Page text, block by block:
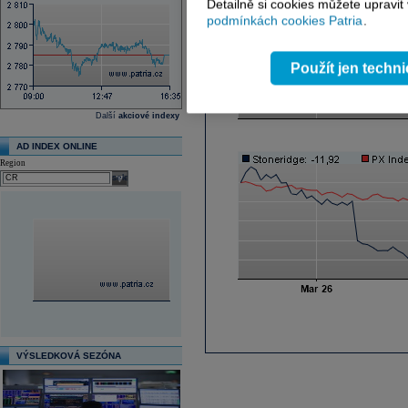
Další akciové indexy
AD INDEX ONLINE
Region
select
VÝSLEDKOVÁ SEZÓNA
Detailně si cookies můžete
podmínkách cookies Patria.
Použít jen